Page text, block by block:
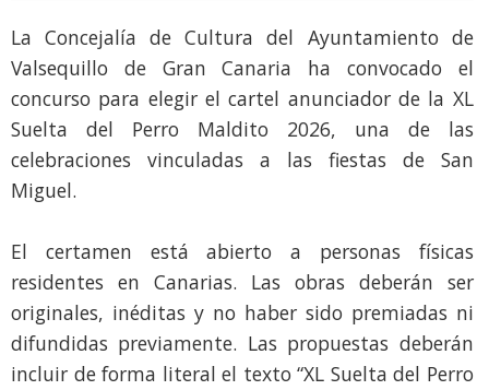
La Concejalía de Cultura del Ayuntamiento de
Valsequillo de Gran Canaria ha convocado el
concurso para elegir el cartel anunciador de la XL
Suelta del Perro Maldito 2026, una de las
celebraciones vinculadas a las fiestas de San
Miguel.
El certamen está abierto a personas físicas
residentes en Canarias. Las obras deberán ser
originales, inéditas y no haber sido premiadas ni
difundidas previamente. Las propuestas deberán
incluir de forma literal el texto “XL Suelta del Perro